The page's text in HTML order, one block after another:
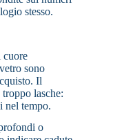
stesso.
cuore
sono
Il
lasche:
nel tempo.
o